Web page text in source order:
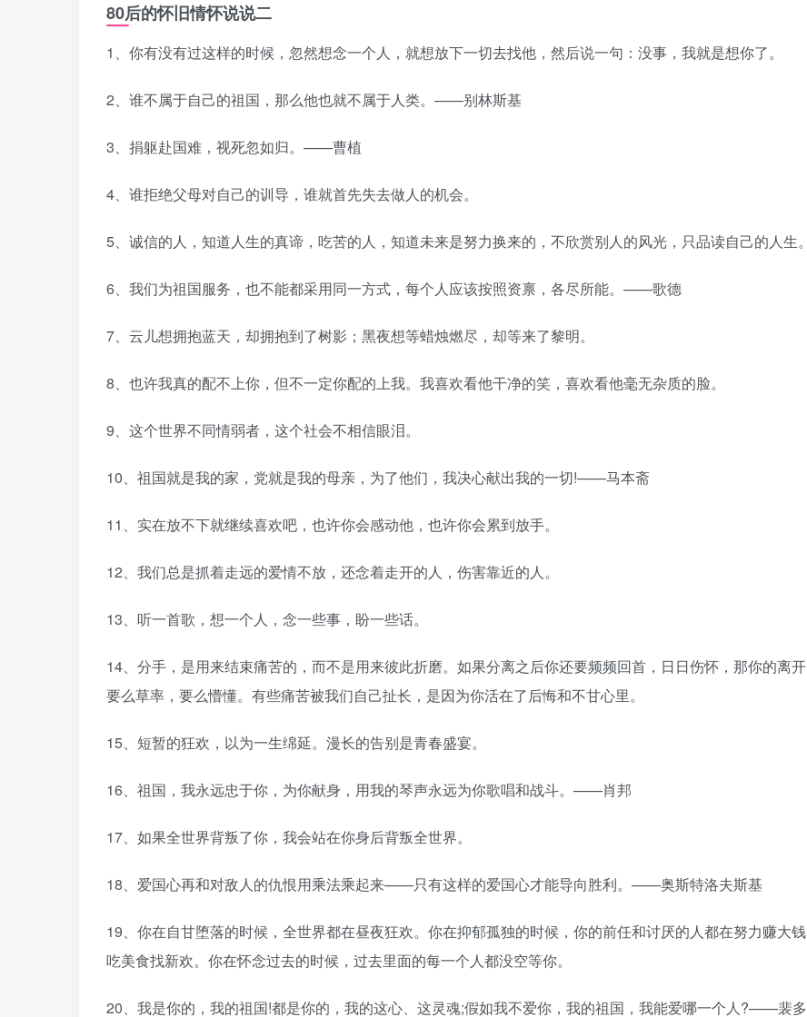
80后的怀旧情怀说说二
1、你有没有过这样的时候，忽然想念一个人，就想放下一切去找他，然后说一句：没事，我就是想你了。
2、谁不属于自己的祖国，那么他也就不属于人类。——别林斯基
3、捐躯赴国难，视死忽如归。——曹植
4、谁拒绝父母对自己的训导，谁就首先失去做人的机会。
5、诚信的人，知道人生的真谛，吃苦的人，知道未来是努力换来的，不欣赏别人的风光，只品读自己的人生。
6、我们为祖国服务，也不能都采用同一方式，每个人应该按照资禀，各尽所能。——歌德
7、云儿想拥抱蓝天，却拥抱到了树影；黑夜想等蜡烛燃尽，却等来了黎明。
8、也许我真的配不上你，但不一定你配的上我。我喜欢看他干净的笑，喜欢看他毫无杂质的脸。
9、这个世界不同情弱者，这个社会不相信眼泪。
10、祖国就是我的家，党就是我的母亲，为了他们，我决心献出我的一切!——马本斋
11、实在放不下就继续喜欢吧，也许你会感动他，也许你会累到放手。
12、我们总是抓着走远的爱情不放，还念着走开的人，伤害靠近的人。
13、听一首歌，想一个人，念一些事，盼一些话。
14、分手，是用来结束痛苦的，而不是用来彼此折磨。如果分离之后你还要频频回首，日日伤怀，那你的离开
要么草率，要么懵懂。有些痛苦被我们自己扯长，是因为你活在了后悔和不甘心里。
15、短暂的狂欢，以为一生绵延。漫长的告别是青春盛宴。
16、祖国，我永远忠于你，为你献身，用我的琴声永远为你歌唱和战斗。——肖邦
17、如果全世界背叛了你，我会站在你身后背叛全世界。
18、爱国心再和对敌人的仇恨用乘法乘起来——只有这样的爱国心才能导向胜利。——奥斯特洛夫斯基
19、你在自甘堕落的时候，全世界都在昼夜狂欢。你在抑郁孤独的时候，你的前任和讨厌的人都在努力赚大钱
吃美食找新欢。你在怀念过去的时候，过去里面的每一个人都没空等你。
20、我是你的，我的祖国!都是你的，我的这心、这灵魂;假如我不爱你，我的祖国，我能爱哪一个人?——裴多